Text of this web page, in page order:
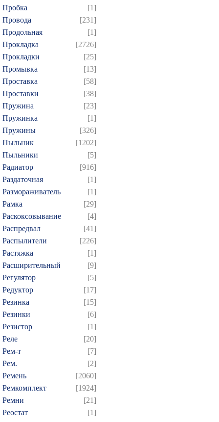
Пробка
[1]
Провода
[231]
Продольная
[1]
Прокладка
[2726]
Прокладки
[25]
Промывка
[13]
Проставка
[58]
Проставки
[38]
Пружина
[23]
Пружинка
[1]
Пружины
[326]
Пыльник
[1202]
Пыльники
[5]
Радиатор
[916]
Раздаточная
[1]
Размораживатель
[1]
Рамка
[29]
Раскоксовывание
[4]
Распредвал
[41]
Распылители
[226]
Растяжка
[1]
Расширительный
[9]
Регулятор
[5]
Редуктор
[17]
Резинка
[15]
Резинки
[6]
Резистор
[1]
Реле
[20]
Рем-т
[7]
Рем.
[2]
Ремень
[2060]
Ремкомплект
[1924]
Ремни
[21]
Реостат
[1]